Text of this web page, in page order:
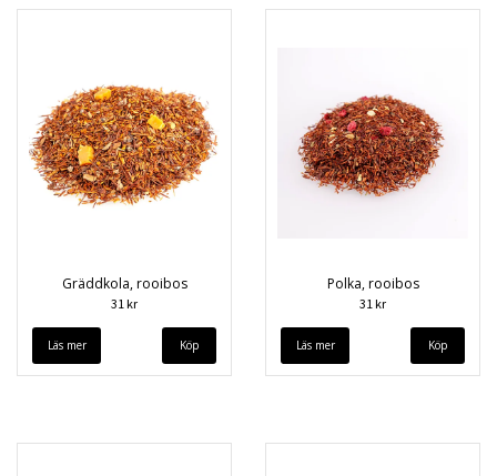
Gräddkola, rooibos
31 kr
Läs mer
Polka, rooibos
31 kr
Läs mer